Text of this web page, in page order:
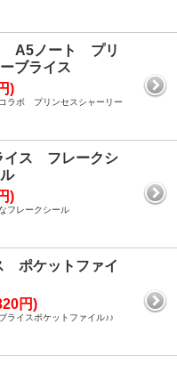
A5ノート プリ
ブライス
)
ラボ プリンセスシャーリー
イス フレークシ
)
フレークシール
ポケットファイ
円)
ライスポケットファイル♪♪